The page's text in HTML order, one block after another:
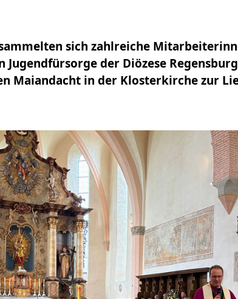
sich zahlreiche
Jugendfürsorge der Diözese Regensburg
Maiandacht in der Klosterkirche zur